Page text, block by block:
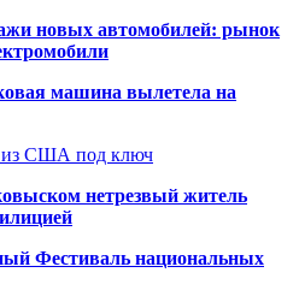
новых автомобилей: рынок
машина вылетела на
из США под ключ
нетрезвый житель
Фестиваль национальных